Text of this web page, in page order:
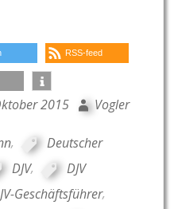
RSS-feed
2015 Vogler
,
Deutscher
DJV,
DJV
Geschäftsführer,